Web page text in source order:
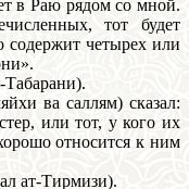
в Раю рядом со мной.
тот будет
содержит четырех или
Табарани).
ва саллям) сказал:
или тот, у кого их
относится к ним
ат-Тирмизи).